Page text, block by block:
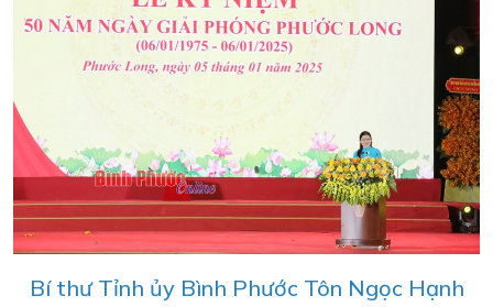
Bí thư Tỉnh ủy Bình Phước Tôn Ngọc Hạnh